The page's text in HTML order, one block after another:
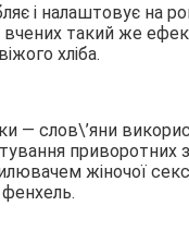
і налаштовує на
такий же
хліба.
— слов\’яни
приворотних
жіночої
фенхель.